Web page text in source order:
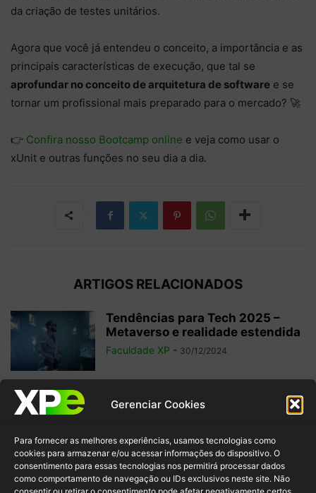
Gerenciar Cookies
Para fornecer as melhores experiências, usamos tecnologias como
cookies para armazenar e/ou acessar informações do dispositivo. O
consentimento para essas tecnologias nos permitirá processar dados
como comportamento de navegação ou IDs exclusivos neste site. Não
da criação de testes unitários.
Agora que você já entendeu o conceito, a importância e as
principais características de execução, que tal se
aprofundar no conceito de arquitetura de software e se
tornar um profissional mais preparado para o mercado? 🚀
👉 Confira nosso Bootcamp online e veja como usar o
xUnit e outras funções no seu dia a dia.
ARTIGOS RELACIONADOS
Tendências para Tech 2025 –
Metaverso e realidade estendida
Faculdade XP - 30/12/2024
O que é Edge Computing?
Confira a diferença com Cloud
Faculdade XP - 28/10/2024
Nômade Digital: 10 Profissões na